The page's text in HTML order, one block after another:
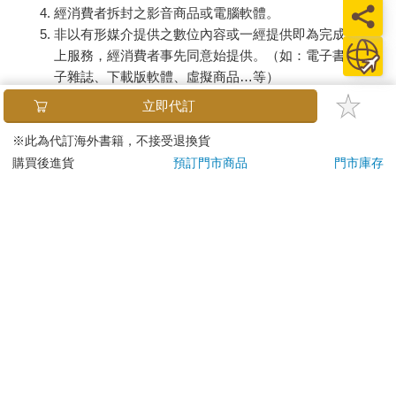
經消費者拆封之影音商品或電腦軟體。
非以有形媒介提供之數位內容或一經提供即為完成之線
上服務，經消費者事先同意始提供。（如：電子書、電
子雜誌、下載版軟體、虛擬商品…等）
已拆封之個人衛生用品。（如：內衣褲、刮鬍刀、除毛
若非上列種類商品，均享有到貨7天的猶豫期（含例假
日）。
立即代訂
※此為代訂海外書籍，不接受退換貨
購買後進貨
預訂門市商品 門市庫存